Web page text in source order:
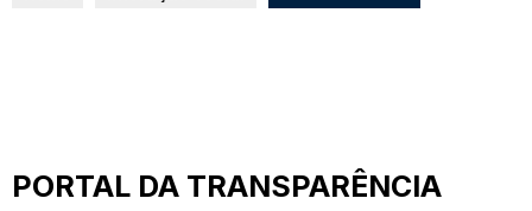
PORTAL DA TRANSPARÊNCIA